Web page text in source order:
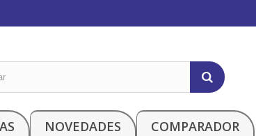
NOVEDADES COMPARADOR